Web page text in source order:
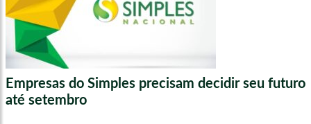
Empresas do Simples precisam decidir seu futuro
até setembro